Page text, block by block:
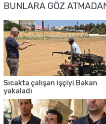
BUNLARA GÖZ
Sıcakta çalışan işçiyi Bakan
yakaladı